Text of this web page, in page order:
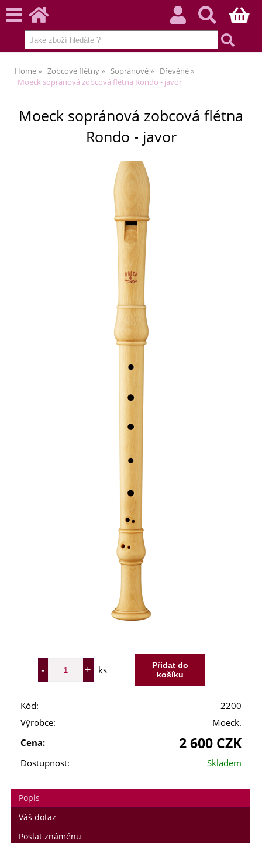
Home Zobcové flétny Sopránové
Dřevěné
Moeck sopránová zobcová flétna Rondo - javor
Moeck sopránová zobcová flétna
Rondo - javor
ks
Kód:
2200
Výrobce:
Moeck.
Cena:
2 600 CZK
Dostupnost: Skladem
Popis
Váš dotaz
Poslat známénu